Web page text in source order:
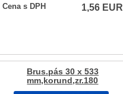
Cena s DPH
1,56 EUR
Brus.pás 30 x 533
mm,korund,zr.180